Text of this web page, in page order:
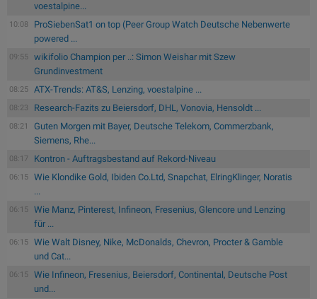
voestalpine...
10:08
ProSiebenSat1 on top (Peer Group Watch Deutsche Nebenwerte
powered ...
09:55
wikifolio Champion per ..: Simon Weishar mit Szew
Grundinvestment
08:25 ATX-Trends: AT&S, Lenzing, voestalpine ...
08:23 Research-Fazits zu Beiersdorf, DHL, Vonovia, Hensoldt ...
08:21
Guten Morgen mit Bayer, Deutsche Telekom, Commerzbank,
Siemens, Rhe...
08:17 Kontron - Auftragsbestand auf Rekord-Niveau
06:15
Wie Klondike Gold, Ibiden Co.Ltd, Snapchat, ElringKlinger, Noratis
...
06:15
Wie Manz, Pinterest, Infineon, Fresenius, Glencore und Lenzing
für ...
06:15
Wie Walt Disney, Nike, McDonalds, Chevron, Procter & Gamble
und Cat...
06:15
Wie Infineon, Fresenius, Beiersdorf, Continental, Deutsche Post
und...